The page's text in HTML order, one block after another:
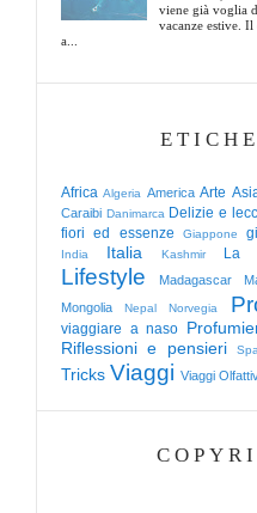
viene già voglia
vacanze estive.
a...
Africa Algeria America Arte
Caraibi Danimarca Delizie e
fiori ed essenze Giappone
India Italia Kashmir La
Lifestyle Madagascar
Mongolia Nepal Norvegia
viaggiare a naso
Riflessioni e pensieri
Tricks Viaggi Viaggi